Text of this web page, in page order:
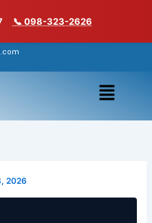
📞 098-323-2626
เมนู
2026